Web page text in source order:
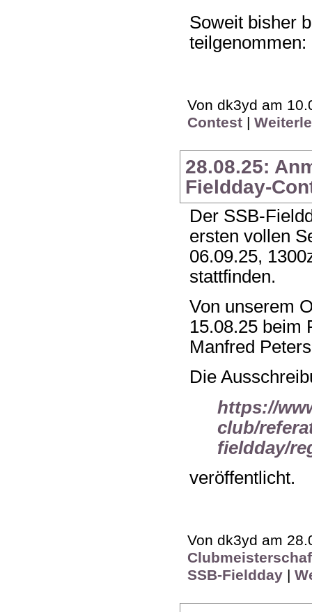
Soweit bisher
teilgenommen:
Von dk3yd am
Contest |
28.08.25:
Fieldday-
Der SSB-
ersten vollen
06.09.25,
stattfinden.
Von unserem
15.08.25 beim
Manfred
Die
https://
club/
fieldday/
veröffentlicht.
Von dk3yd am
SSB-Fieldday |